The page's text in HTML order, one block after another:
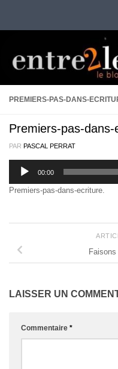
PREMIERS-PAS-DANS-
Premiers-pas-dans-
PAR PASCAL PERRAT
Lecteur
audio
00:00
Premiers-pas-dans-ecriture
LAISSER UN
Commentaire *